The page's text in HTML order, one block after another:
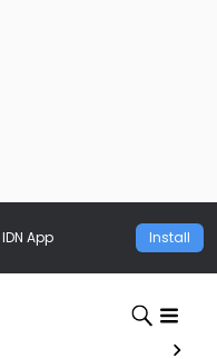
App Install